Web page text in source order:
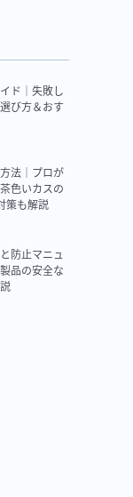
ド｜失敗し
び方＆おす
法｜プロが
色いカスの
策も解説
防止マニュ
品の安全な